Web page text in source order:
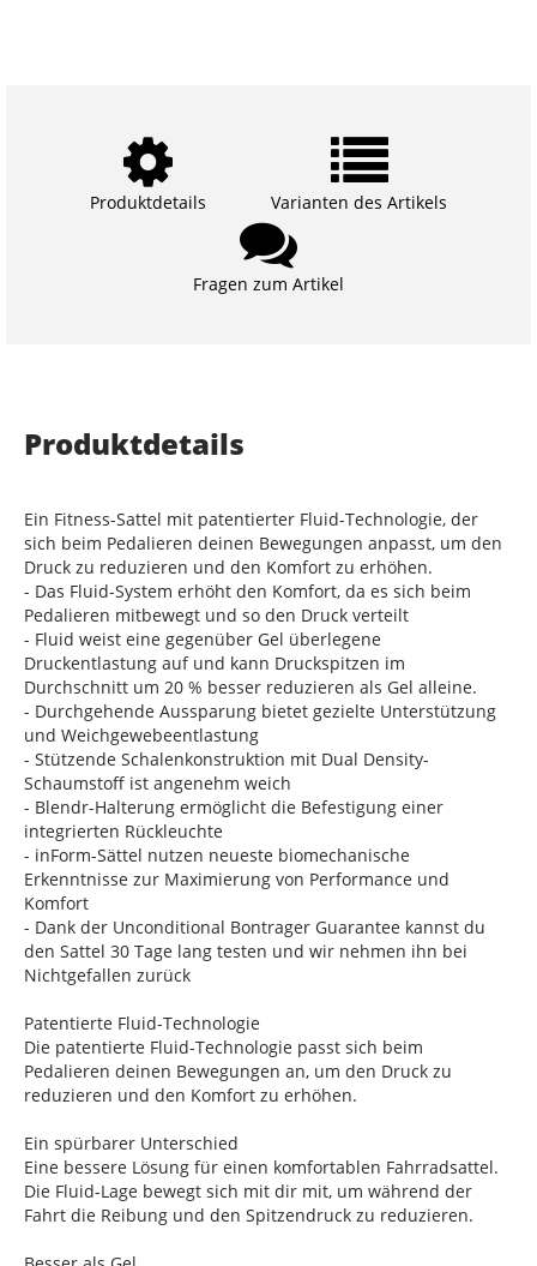
Produktdetails Varianten des Artikels
Fragen zum Artikel
Produktdetails
Ein Fitness-Sattel mit patentierter Fluid-Technologie, der
sich beim Pedalieren deinen Bewegungen anpasst, um den
Druck zu reduzieren und den Komfort zu erhöhen.
- Das Fluid-System erhöht den Komfort, da es sich beim
Pedalieren mitbewegt und so den Druck verteilt
- Fluid weist eine gegenüber Gel überlegene
Druckentlastung auf und kann Druckspitzen im
Durchschnitt um 20 % besser reduzieren als Gel alleine.
- Durchgehende Aussparung bietet gezielte Unterstützung
und Weichgewebeentlastung
- Stützende Schalenkonstruktion mit Dual Density-
Schaumstoff ist angenehm weich
- Blendr-Halterung ermöglicht die Befestigung einer
integrierten Rückleuchte
- inForm-Sättel nutzen neueste biomechanische
Erkenntnisse zur Maximierung von Performance und
Komfort
- Dank der Unconditional Bontrager Guarantee kannst du
den Sattel 30 Tage lang testen und wir nehmen ihn bei
Nichtgefallen zurück
Patentierte Fluid-Technologie
Die patentierte Fluid-Technologie passt sich beim
Pedalieren deinen Bewegungen an, um den Druck zu
reduzieren und den Komfort zu erhöhen.
Ein spürbarer Unterschied
Eine bessere Lösung für einen komfortablen Fahrradsattel.
Die Fluid-Lage bewegt sich mit dir mit, um während der
Fahrt die Reibung und den Spitzendruck zu reduzieren.